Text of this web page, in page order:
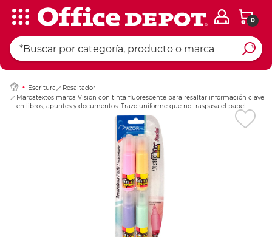
0
Escritura
Resaltador
Marcatextos marca Vision con tinta fluorescente para resaltar información clave
en libros, apuntes y documentos. Trazo uniforme que no traspasa el papel.
Ingresar Codigo